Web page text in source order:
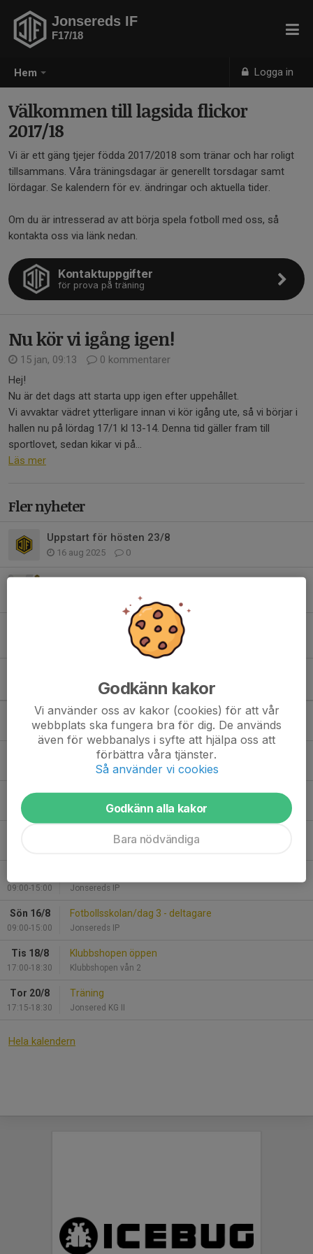
Hem Logga in
Jonsereds IF
F17/18
Välkommen till lagsida flickor
2017/18
Vi är ett gäng tjejer födda 2017/2018 som tränar och har roligt
tillsammans. Våra träningsdagar är generellt torsdagar samt
lördagar. Se kalendern för ev. ändringar och aktuella tider.
Om du är intresserad av att börja spela fotboll med oss, så
kontakta oss via länk nedan.
Kontaktuppgifter
för prova på träning
Nu kör vi igång igen!
15 jan, 09:13
0 kommentarer
Hej!
Nu är det dags att starta upp igen efter uppehållet.
Vi avvaktar vädret ytterligare innan vi kör igång ute, så vi börjar i
hallen nu på lördag 17/1 kl 13-14. Denna tid gäller fram till
sportlovet, sedan kikar vi på...
Läs mer
Fler nyheter
Uppstart för hösten 23/8
16 aug 2025 0
Kommande aktiviteter
Lör 8/8
09:15-10:30
Ev. Träning
Jonsered KG III
Klubbshopen öppen
Klubbshopen vån 2
Tor 13/8
17:15-18:30
Träning
Jonsered KG II
Fotbollsskolan/dag 1 - deltagare
09:00-15:00 Jonsereds IP
Sön 16/8
09:00-15:00
Fotbollsskolan/dag 3 - deltagare
Jonsereds IP
Tis 18/8
17:00-18:30
Klubbshopen öppen
Klubbshopen vån 2
Tor 20/8
17:15-18:30
Träning
Jonsered KG II
Hela kalendern
Godkänn kakor
Vi använder oss av kakor (cookies) för att vår
webbplats ska fungera bra för dig. De används
även för webbanalys i syfte att hjälpa oss att
förbättra våra tjänster.
Så använder vi cookies
Godkänn alla kakor
Bara nödvändiga